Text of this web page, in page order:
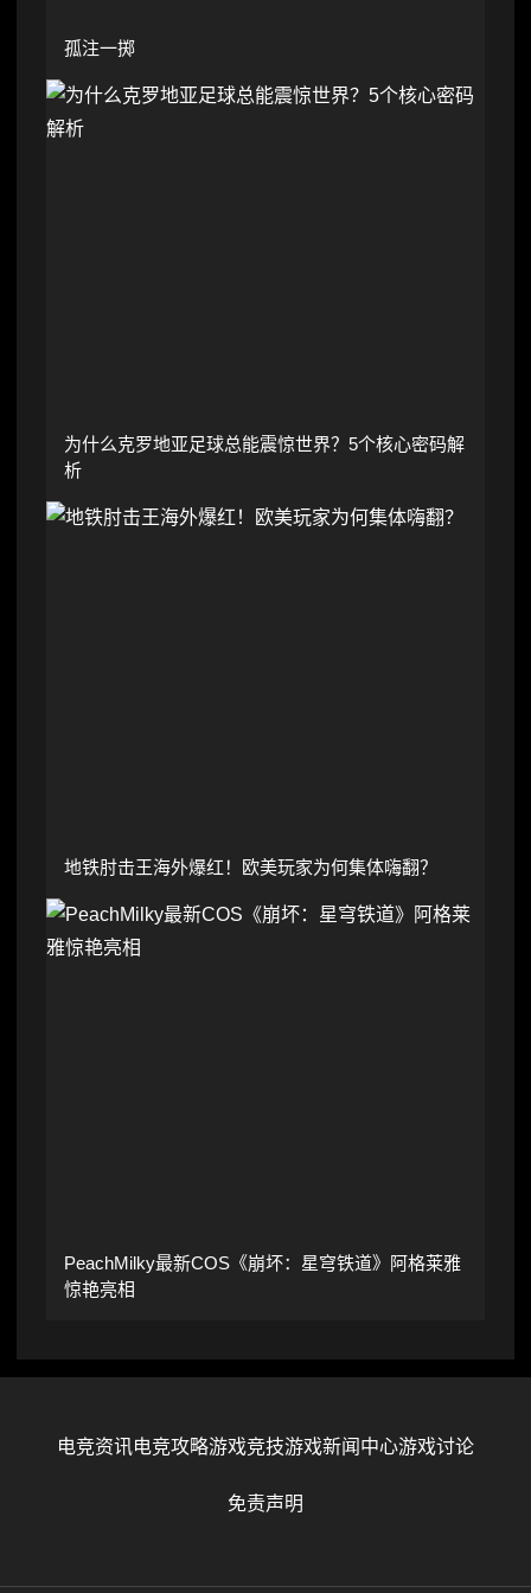
孤注一掷
为什么克罗地亚足球总能震惊世界？5个核心密码解
析
地铁肘击王海外爆红！欧美玩家为何集体嗨翻？
PeachMilky最新COS《崩坏：星穹铁道》阿格莱雅
惊艳亮相
电竞资讯电竞攻略游戏竞技游戏新闻中心游戏讨论
免责声明